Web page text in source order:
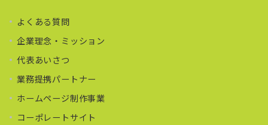
よくある質問
企業理念・ミッション
代表あいさつ
業務提携パートナー
ホームページ制作事業
コーポレートサイト